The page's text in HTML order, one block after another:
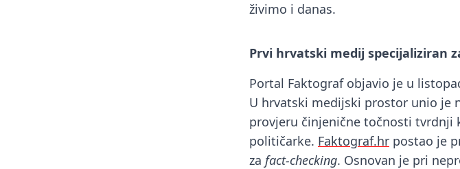
živimo i danas.
Prvi hrvatski medij specijaliziran
Portal Faktograf objavio je u
U hrvatski medijski prostor unio je
provjeru činjenične točnosti tvrdnji
političarke. Faktograf.hr postao je
za fact-checking. Osnovan je pri